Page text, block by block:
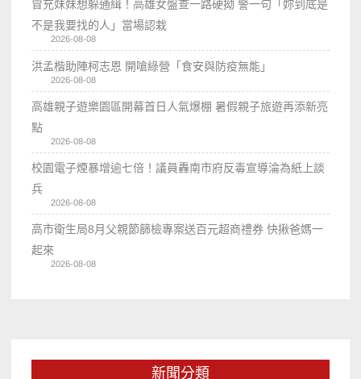
冒充妹妹想躲通緝！高雄女盤查一路硬拗 警一句「妳到底是
不是我要找的人」當場認栽
2026-08-08
洪孟楷助陣柯志恩 開嗆綠營「食安與防疫無能」
2026-08-08
高雄親子遊樂園區開幕首日人氣爆棚 暑假親子旅遊再添新亮
點
2026-08-08
校園電子煙暴增逾七倍！議員轟南市府反毒宣導淪為紙上談
兵
2026-08-08
高市衛生局8月父親節篩檢專案送百元超商禮券 快揪爸媽一
起來
2026-08-08
新聞分類